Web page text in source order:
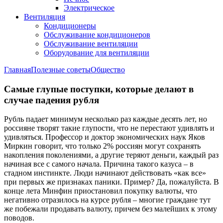
Электрическое
Вентиляция
Кондиционеры
Обслуживание кондиционеров
Обслуживание вентиляции
Оборудование для вентиляции
ГлавнаяПолезные советыОбщество
Самые глупые поступки, которые делают в
случае падения рубля
Рубль падает минимум несколько раз каждые десять лет, но
россияне творят такие глупости, что не перестают удивлять и
удивляться. Профессор и доктор экономических наук Яков
Миркин говорит, что только 2% россиян могут сохранять
накопления поколениями, а другие теряют деньги, каждый раз
начиная все с самого начала. Причина такого казуса – в
стадном инстинкте. Люди начинают действовать «как все»
при первых же признаках паники. Пример? Да, пожалуйста. В
конце лета Минфин приостановил покупку валюты, что
негативно отразилось на курсе рубля – многие граждане тут
же побежали продавать валюту, причем без малейших к этому
поводов.